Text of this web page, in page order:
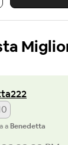
a Benedetta